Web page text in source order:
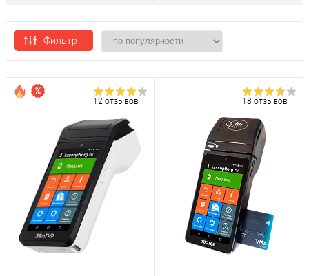
Эвотор 5 Стандарт Эвотор 5i
Эвотор 5 Visa
Фильтр
12 отзывов 18 отзывов